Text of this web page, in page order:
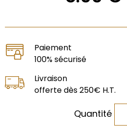
Paiement
100% sécurisé
Livraison
offerte dès 250€ H.T.
Quantité